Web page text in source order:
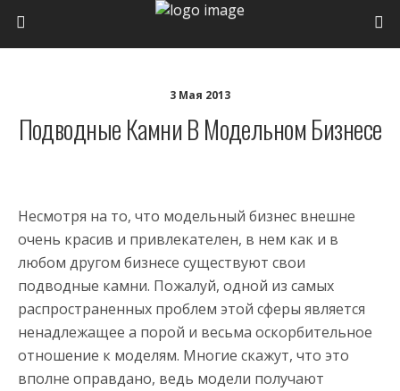
3 Мая 2013
Подводные Камни В Модельном Бизнесе
Несмотря на то, что модельный бизнес внешне
очень красив и привлекателен, в нем как и в
любом другом бизнесе существуют свои
подводные камни. Пожалуй, одной из самых
распространенных проблем этой сферы является
ненадлежащее а порой и весьма оскорбительное
отношение к моделям. Многие скажут, что это
вполне оправдано, ведь модели получают